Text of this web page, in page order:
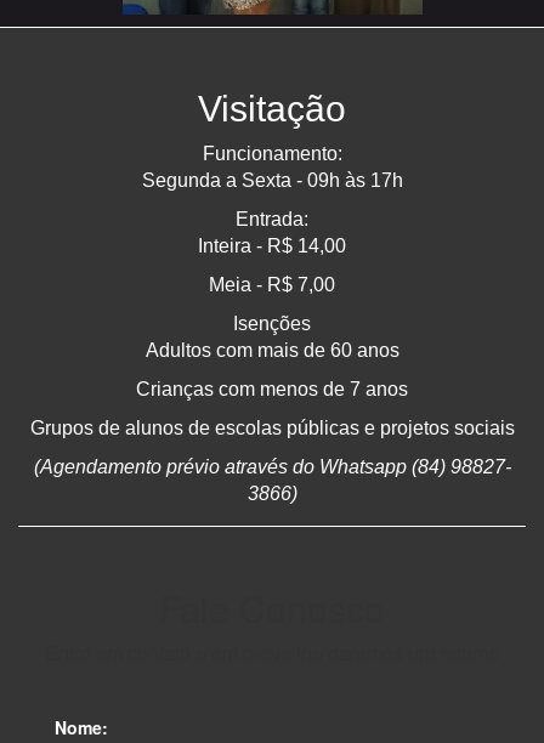
Visitação
Funcionamento:
Segunda a Sexta - 09h às 17h
Entrada:
Inteira - R$ 14,00
Meia - R$ 7,00
Isenções
Adultos com mais de 60 anos
Crianças com menos de 7 anos
Grupos de alunos de escolas públicas e projetos sociais
(Agendamento prévio através do Whatsapp (84) 98827-
3866)
Nome: